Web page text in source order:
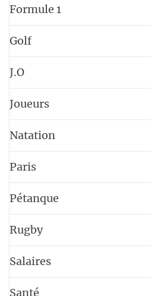
Formule 1
Golf
J.O
Joueurs
Natation
Paris
Pétanque
Rugby
Salaires
Santé